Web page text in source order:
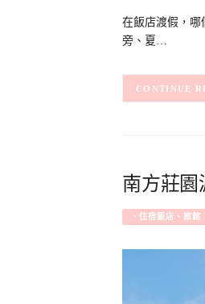
在飯店渡假，哪
旁、夏…
CONTINUE
南方莊園
‧住宿飯店、旅館